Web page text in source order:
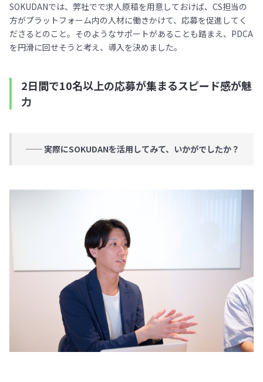
SOKUDANでは、弊社でで求人原稿を用意しておけば、CS担当の
方がプラットフォーム内の人材に働きかけて、応募を促進してく
ださるとのこと。そのようなサポートがあることも踏まえ、PDCA
を円滑に回せそうと考え、導入を決めました。
2日間で10名以上の応募が集まるスピード感が魅
力
── 実際にSOKUDANを活用してみて、いかがでしたか？